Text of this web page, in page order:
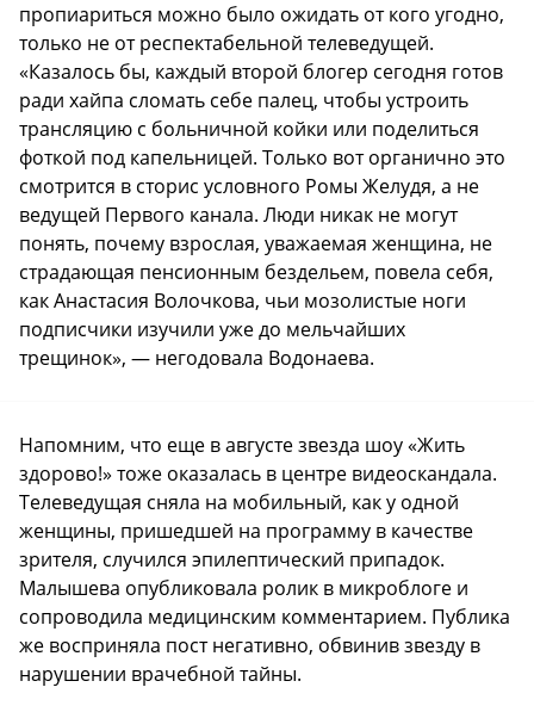
пропиариться можно было ожидать от кого угодно,
только не от респектабельной телеведущей.
«Казалось бы, каждый второй блогер сегодня готов
ради хайпа сломать себе палец, чтобы устроить
трансляцию с больничной койки или поделиться
фоткой под капельницей. Только вот органично это
смотрится в сторис условного Ромы Желудя, а не
ведущей Первого канала. Люди никак не могут
понять, почему взрослая, уважаемая женщина, не
страдающая пенсионным бездельем, повела себя,
как Анастасия Волочкова, чьи мозолистые ноги
подписчики изучили уже до мельчайших
трещинок», — негодовала Водонаева.
Напомним, что еще в августе звезда шоу «Жить
здорово!» тоже оказалась в центре видеоскандала.
Телеведущая сняла на мобильный, как у одной
женщины, пришедшей на программу в качестве
зрителя, случился эпилептический припадок.
Малышева опубликовала ролик в микроблоге и
сопроводила медицинским комментарием. Публика
же восприняла пост негативно, обвинив звезду в
нарушении врачебной тайны.